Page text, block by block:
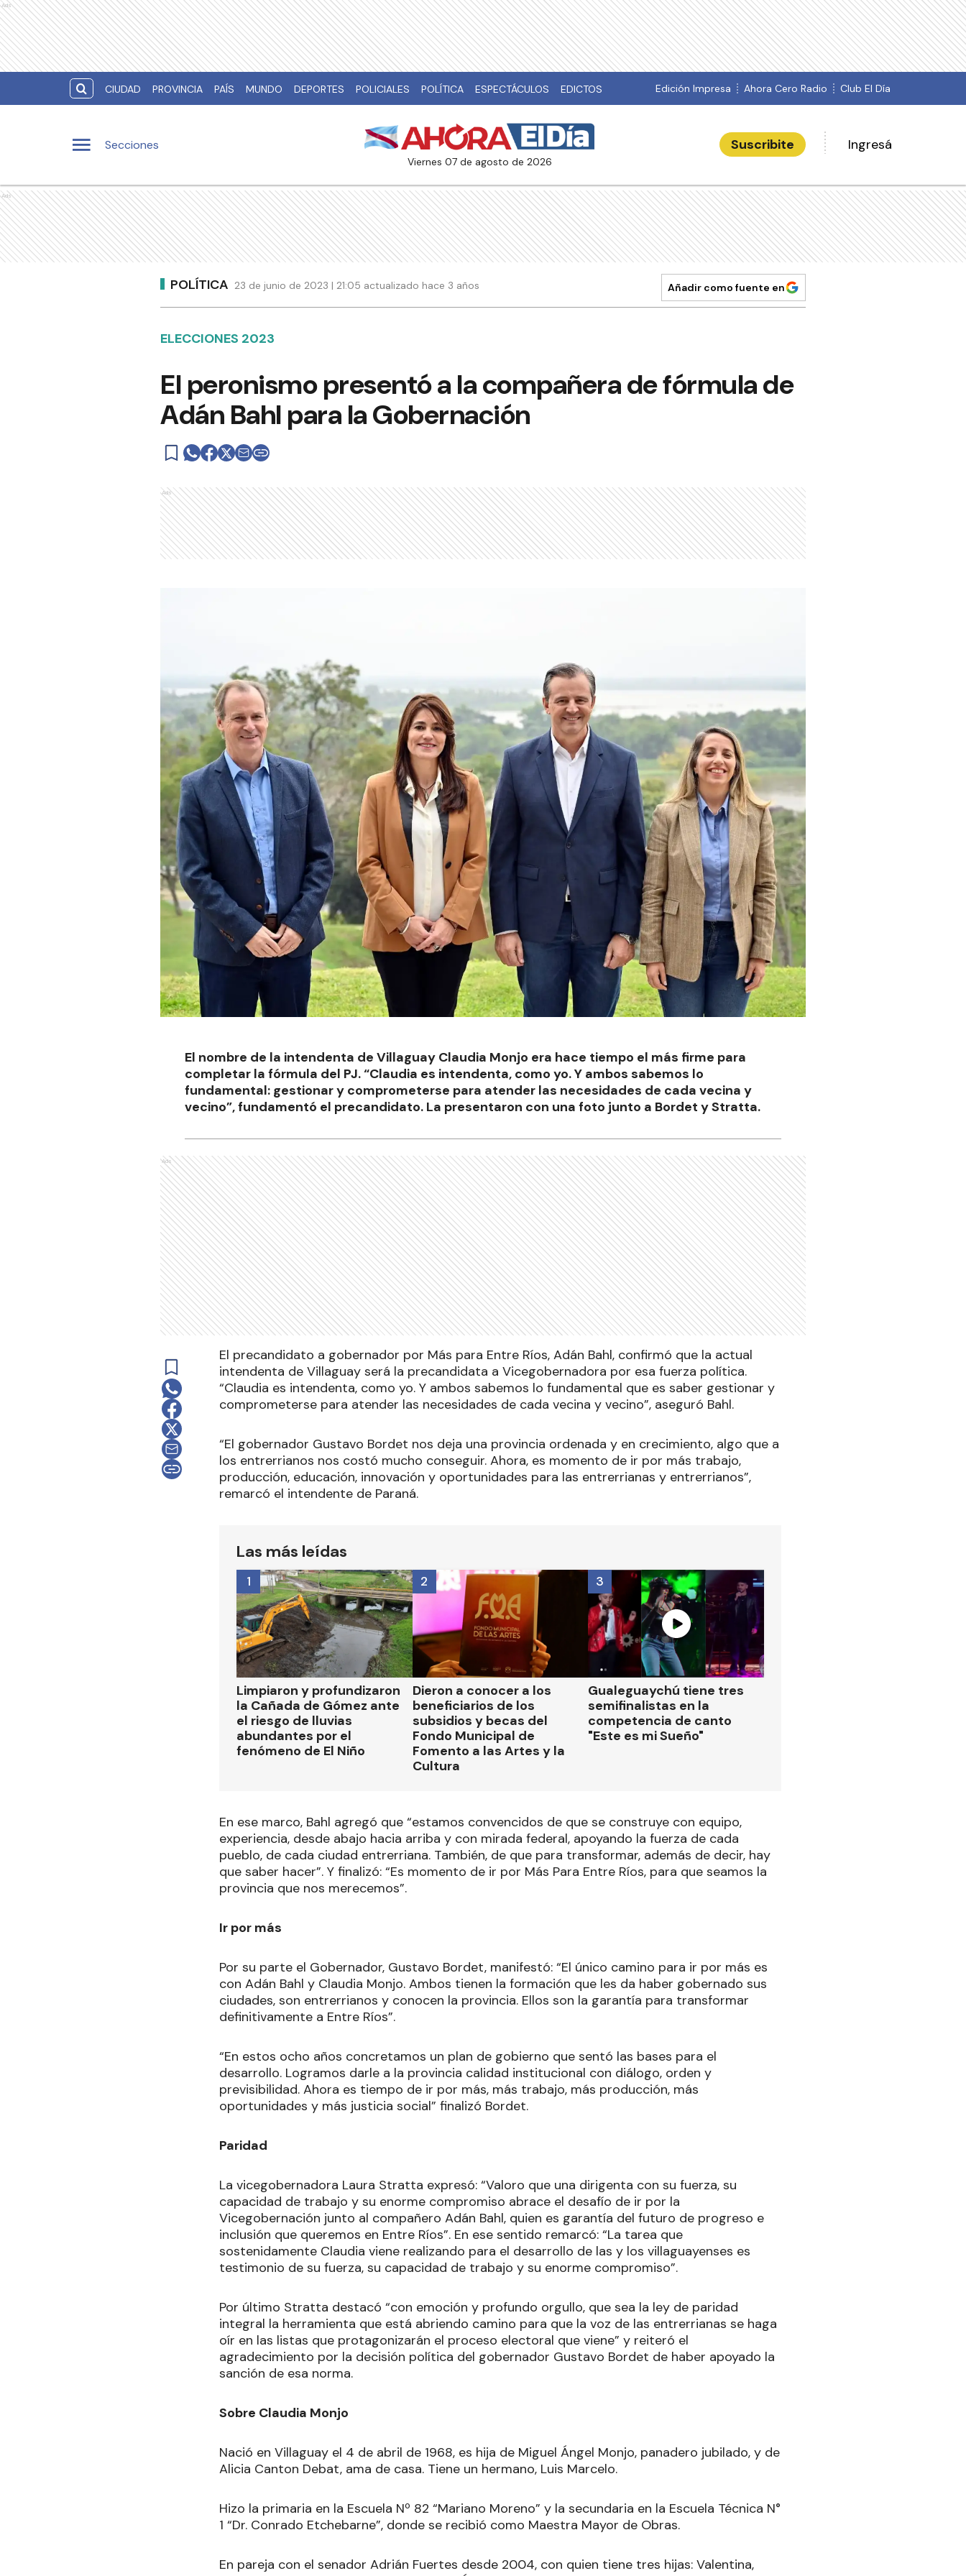
Ads
CIUDAD PROVINCIA PAÍS MUNDO DEPORTES POLICIALES POLÍTICA ESPECTÁCULOS EDICTOS Edición Impresa Ahora Cero Radio Club El Día
Secciones
viernes 07 de agosto de 2026
Suscribite Ingresá
Ads
POLÍTICA 23 de junio de 2023 | 21:05 actualizado hace 3 años Añadir como fuente en
ELECCIONES 2023
El peronismo presentó a la compañera de fórmula de
Adán Bahl para la Gobernación
Ads
El nombre de la intendenta de Villaguay Claudia Monjo era hace tiempo el más firme para
completar la fórmula del PJ. “Claudia es intendenta, como yo. Y ambos sabemos lo
fundamental: gestionar y comprometerse para atender las necesidades de cada vecina y
vecino”, fundamentó el precandidato. La presentaron con una foto junto a Bordet y Stratta.
Ads
El precandidato a gobernador por Más para Entre Ríos, Adán Bahl, confirmó que la actual
intendenta de Villaguay será la precandidata a Vicegobernadora por esa fuerza política.
“Claudia es intendenta, como yo. Y ambos sabemos lo fundamental que es saber gestionar y
comprometerse para atender las necesidades de cada vecina y vecino”, aseguró Bahl.
“El gobernador Gustavo Bordet nos deja una provincia ordenada y en crecimiento, algo que a
los entrerrianos nos costó mucho conseguir. Ahora, es momento de ir por más trabajo,
producción, educación, innovación y oportunidades para las entrerrianas y entrerrianos”,
remarcó el intendente de Paraná.
Las más leídas
Limpiaron y profundizaron
la Cañada de Gómez ante
el riesgo de lluvias
abundantes por el
fenómeno de El Niño
1
Dieron a conocer a los
beneficiarios de los
subsidios y becas del
Fondo Municipal de
Fomento a las Artes y la
Cultura
2
Gualeguaychú tiene tres
semifinalistas en la
competencia de canto
"Este es mi Sueño"
3
En ese marco, Bahl agregó que “estamos convencidos de que se construye con equipo,
experiencia, desde abajo hacia arriba y con mirada federal, apoyando la fuerza de cada
pueblo, de cada ciudad entrerriana. También, de que para transformar, además de decir, hay
que saber hacer”. Y finalizó: “Es momento de ir por Más Para Entre Ríos, para que seamos la
provincia que nos merecemos”.
Ir por más
Por su parte el Gobernador, Gustavo Bordet, manifestó: “El único camino para ir por más es
con Adán Bahl y Claudia Monjo. Ambos tienen la formación que les da haber gobernado sus
ciudades, son entrerrianos y conocen la provincia. Ellos son la garantía para transformar
definitivamente a Entre Ríos”.
“En estos ocho años concretamos un plan de gobierno que sentó las bases para el
desarrollo. Logramos darle a la provincia calidad institucional con diálogo, orden y
previsibilidad. Ahora es tiempo de ir por más, más trabajo, más producción, más
oportunidades y más justicia social” finalizó Bordet.
Paridad
La vicegobernadora Laura Stratta expresó: “Valoro que una dirigenta con su fuerza, su
capacidad de trabajo y su enorme compromiso abrace el desafío de ir por la
Vicegobernación junto al compañero Adán Bahl, quien es garantía del futuro de progreso e
inclusión que queremos en Entre Ríos”. En ese sentido remarcó: “La tarea que
sostenidamente Claudia viene realizando para el desarrollo de las y los villaguayenses es
testimonio de su fuerza, su capacidad de trabajo y su enorme compromiso”.
Por último Stratta destacó “con emoción y profundo orgullo, que sea la ley de paridad
integral la herramienta que está abriendo camino para que la voz de las entrerrianas se haga
oír en las listas que protagonizarán el proceso electoral que viene” y reiteró el
agradecimiento por la decisión política del gobernador Gustavo Bordet de haber apoyado la
sanción de esa norma.
Sobre Claudia Monjo
Nació en Villaguay el 4 de abril de 1968, es hija de Miguel Ángel Monjo, panadero jubilado, y de
Alicia Canton Debat, ama de casa. Tiene un hermano, Luis Marcelo.
Hizo la primaria en la Escuela Nº 82 “Mariano Moreno” y la secundaria en la Escuela Técnica N°
1 “Dr. Conrado Etchebarne”, donde se recibió como Maestra Mayor de Obras.
En pareja con el senador Adrián Fuertes desde 2004, con quien tiene tres hijas: Valentina,